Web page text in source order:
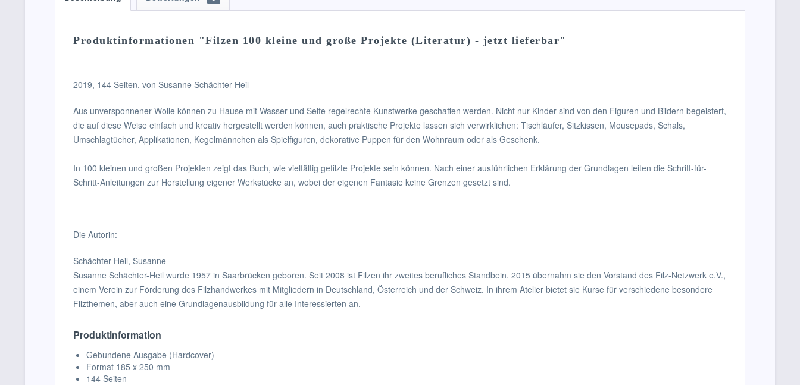
Produktinformationen "Filzen 100 kleine und große Projekte (Literatur) - jetzt lieferbar"
2019, 144 Seiten, von Susanne Schächter-Heil
Aus unversponnener Wolle können zu Hause mit Wasser und Seife regelrechte Kunstwerke geschaffen werden. Nicht nur Kinder sind von den Figuren und Bildern begeistert,
die auf diese Weise einfach und kreativ hergestellt werden können, auch praktische Projekte lassen sich verwirklichen: Tischläufer, Sitzkissen, Mousepads, Schals,
Umschlagtücher, Applikationen, Kegelmännchen als Spielfiguren, dekorative Puppen für den Wohnraum oder als Geschenk.
In 100 kleinen und großen Projekten zeigt das Buch, wie vielfältig gefilzte Projekte sein können. Nach einer ausführlichen Erklärung der Grundlagen leiten die Schritt-für-
Schritt-Anleitungen zur Herstellung eigener Werkstücke an, wobei der eigenen Fantasie keine Grenzen gesetzt sind.
Die Autorin:
Schächter-Heil, Susanne
Susanne Schächter-Heil wurde 1957 in Saarbrücken geboren. Seit 2008 ist Filzen ihr zweites berufliches Standbein. 2015 übernahm sie den Vorstand des Filz-Netzwerk e.V.,
einem Verein zur Förderung des Filzhandwerkes mit Mitgliedern in Deutschland, Österreich und der Schweiz. In ihrem Atelier bietet sie Kurse für verschiedene besondere
Filzthemen, aber auch eine Grundlagenausbildung für alle Interessierten an.
Produktinformation
Gebundene Ausgabe (Hardcover)
Format 185 x 250 mm
144 Seiten